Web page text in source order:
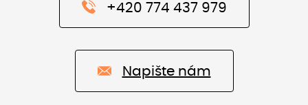
+420 774 437 979
Napište nám